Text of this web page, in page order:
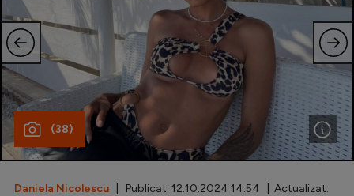
Fotbal feminin
Special
Diverse
Inedit
(38)
Daniela Nicolescu | Publicat: 12.10.2024 14:54 | Actualizat: